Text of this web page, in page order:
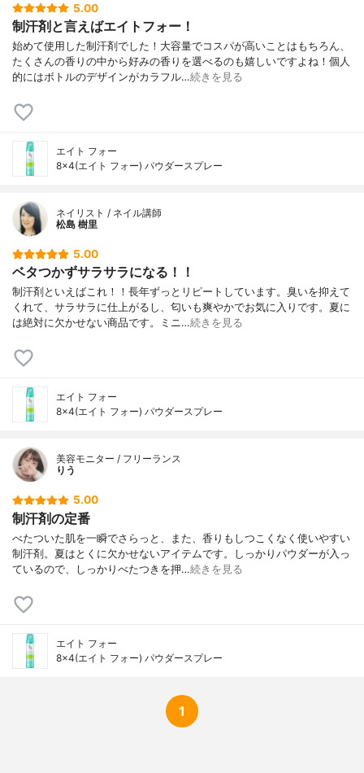
5.00
制汗剤と言えばエイトフォー！
始めて使用した制汗剤でした！大容量でコスパが高いことはもちろん、
たくさんの香りの中から好みの香りを選べるのも嬉しいですよね！個人
的にはボトルのデザインがカラフル…続きを見る
エイト フォー
8×4(エイト フォー) パウダースプレー
ネイリスト / ネイル講師
松島 樹里
5.00
ベタつかずサラサラになる！！
制汗剤といえばこれ！！長年ずっとリピートしています。臭いを抑えて
くれて、サラサラに仕上がるし、匂いも爽やかでお気に入りです。夏に
は絶対に欠かせない商品です。ミニ…続きを見る
エイト フォー
8×4(エイト フォー) パウダースプレー
美容モニター / フリーランス
りう
5.00
制汗剤の定番
べたついた肌を一瞬でさらっと、また、香りもしつこくなく使いやすい
制汗剤。夏はとくに欠かせないアイテムです。しっかりパウダーが入っ
ているので、しっかりべたつきを押…続きを見る
エイト フォー
8×4(エイト フォー) パウダースプレー
1